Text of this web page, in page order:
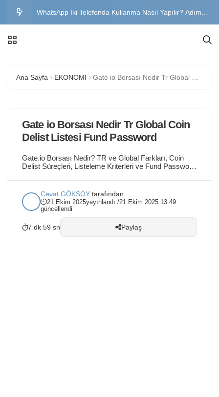
WhatsApp İki Telefonda Kullanma Nasıl Yapılır? Adım
Ana Sayfa EKONOMİ
Gate io Borsası Nedir Tr Global Coin
Delist Listesi Fund Password
Gate.io Borsası Nedir? TR ve Global Farkları, Coin
Delist Süreçleri, Listeleme Kriterleri ve Fund Password
bilgiler yatırım tavsiyesi DEĞİLDİR. Kripto para
piyasaları, yüksek oynaklık ve risk içerir. Gate.io’da
listelenen düşük hacimli coinler, yüksek risk taşıyabilir.
Gate io Nedir; Gate.io, 2013 yılında kurulan ve
Cevat GÖKSOY tarafından
21 Ekim 2025yayınlandı /21 Ekim 2025 13:49
güncellendi
7 dk 59 sn Paylaş